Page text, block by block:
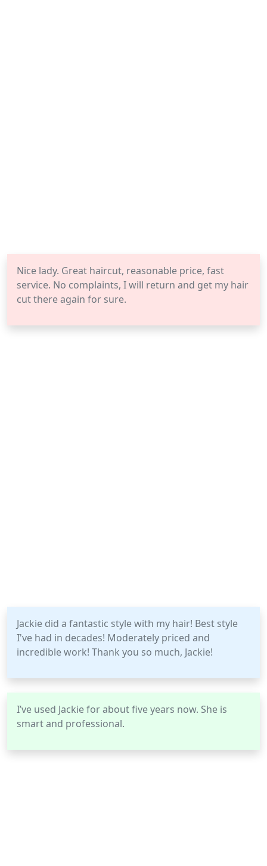
Nice lady. Great haircut, reasonable price, fast
service. No complaints, I will return and get my hair
cut there again for sure.
Jackie did a fantastic style with my hair! Best style
I've had in decades! Moderately priced and
incredible work! Thank you so much, Jackie!
I’ve used Jackie for about five years now. She is
smart and professional.